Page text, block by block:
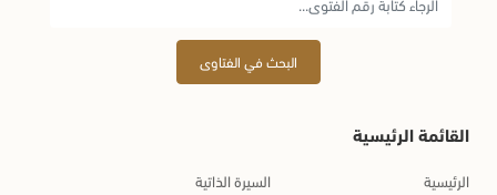
البحث في الفتاوى
القائمة الرئيسية
الرئيسية
السيرة الذاتية